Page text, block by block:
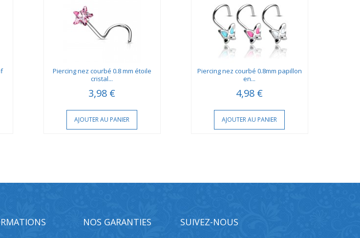
Piercing nez courbé 0.8 mm étoile
cristal...
3,98 €
AJOUTER AU PANIER
Piercing nez courbé 0.8mm papillon
en...
4,98 €
AJOUTER AU PANIER
NOS GARANTIES SUIVEZ-NOUS